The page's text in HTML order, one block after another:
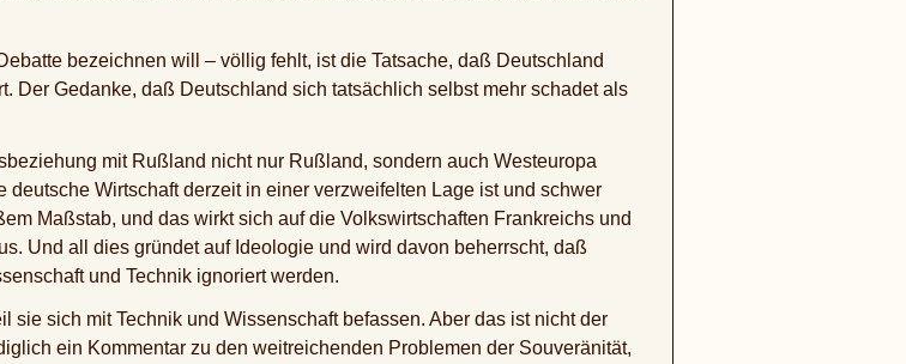
bezeichnen will – völlig fehlt, ist die Tatsache, daß Deutschland
Der Gedanke, daß Deutschland sich tatsächlich selbst mehr schadet als
mit Rußland nicht nur Rußland, sondern auch Westeuropa
Wirtschaft derzeit in einer verzweifelten Lage ist und schwer
Maßstab, und das wirkt sich auf die Volkswirtschaften Frankreichs und
Und all dies gründet auf Ideologie und wird davon beherrscht, daß
und Technik ignoriert werden.
sie sich mit Technik und Wissenschaft befassen. Aber das ist nicht der
ein Kommentar zu den weitreichenden Problemen der Souveränität,